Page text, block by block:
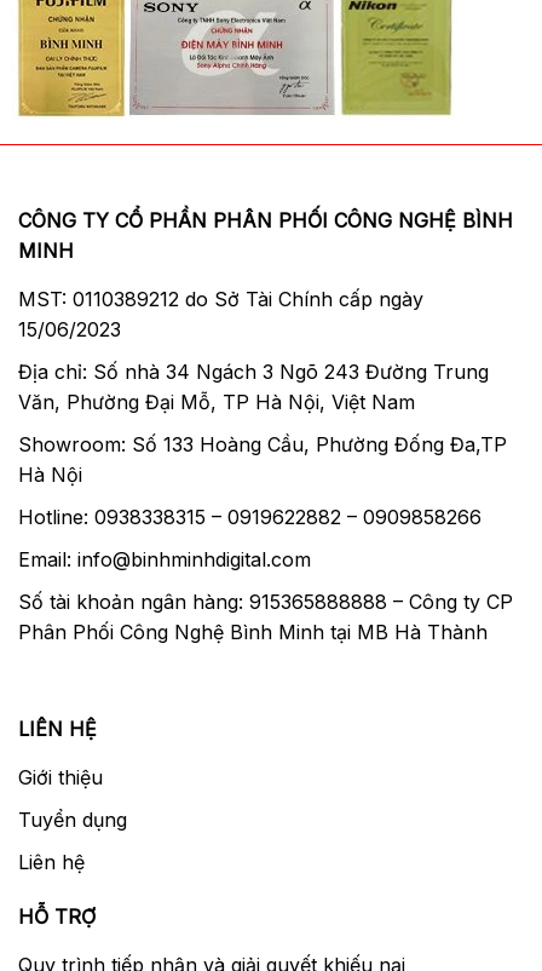
CÔNG TY CỔ PHẦN PHÂN PHỐI CÔNG NGHỆ BÌNH
MINH
MST: 0110389212 do Sở Tài Chính cấp ngày
15/06/2023
Địa chỉ: Số nhà 34 Ngách 3 Ngõ 243 Đường Trung
Văn, Phường Đại Mỗ, TP Hà Nội, Việt Nam
Showroom: Số 133 Hoàng Cầu, Phường Đống Đa,TP
Hà Nội
Hotline: 0938338315 – 0919622882 – 0909858266
Email: info@binhminhdigital.com
Số tài khoản ngân hàng: 915365888888 – Công ty CP
Phân Phối Công Nghệ Bình Minh tại MB Hà Thành
LIÊN HỆ
Giới thiệu
Tuyển dụng
Liên hệ
HỖ TRỢ
Quy trình tiếp nhận và giải quyết khiếu nại